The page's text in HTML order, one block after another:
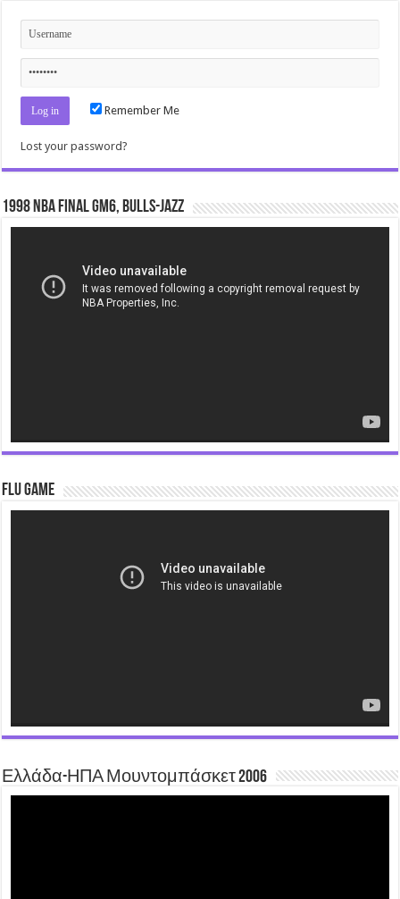
Remember Me
Lost your password?
1998 NBA Final gm6, Bulls-Jazz
Flu Game
Ελλάδα-ΗΠΑ Μουντομπάσκετ 2006